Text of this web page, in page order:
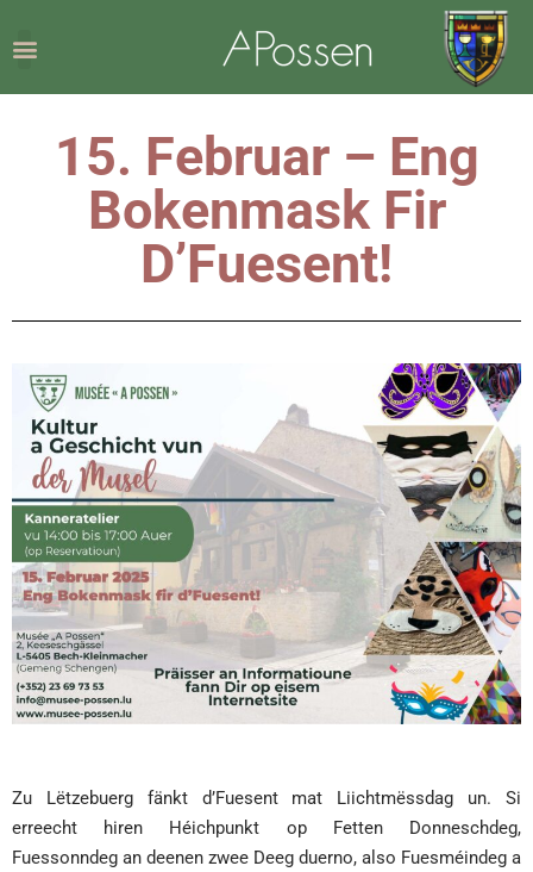
15. Februar – Eng
Bokenmask Fir
D’Fuesent!
Zu Lëtzebuerg fänkt d’Fuesent mat Liichtmëssdag un. Si
erreecht hiren Héichpunkt op Fetten Donneschdeg,
Fuessonndeg an deenen zwee Deeg duerno, also Fuesméindeg a